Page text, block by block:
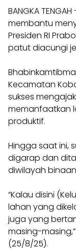
BANGKA
membantu
Presiden RI
patut diacungi
Kecamatan
sukses
memanfaatkan
produktif.
Hingga saat ini,
digarap dan
diwilayah
“Kalau disini
lahan yang
juga yang
masing-
(25/8/25).